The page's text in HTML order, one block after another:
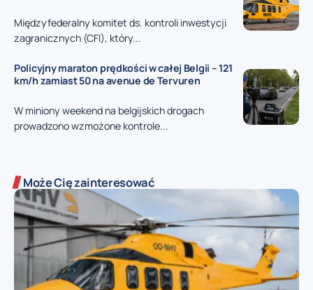
Międzyfederalny komitet ds. kontroli inwestycji
zagranicznych (CFI), który...
Policyjny maraton prędkości w całej Belgii – 121
km/h zamiast 50 na avenue de Tervuren
W miniony weekend na belgijskich drogach
prowadzono wzmożone kontrole...
Może Cię zainteresować